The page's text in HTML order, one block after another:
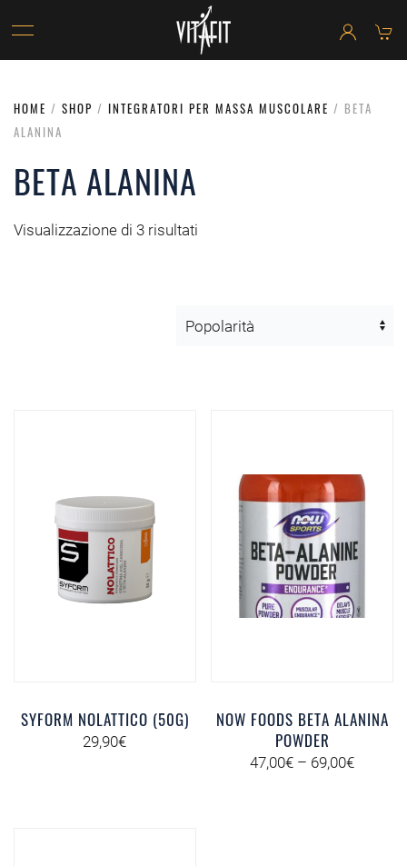
HOME / SHOP / INTEGRATORI PER MASSA MUSCOLARE / BETA
ALANINA
BETA ALANINA
Visualizzazione di 3 risultati
SYFORM NOLATTICO (50G)
29,90€
NOW FOODS BETA ALANINA
POWDER
47,00€ – 69,00€